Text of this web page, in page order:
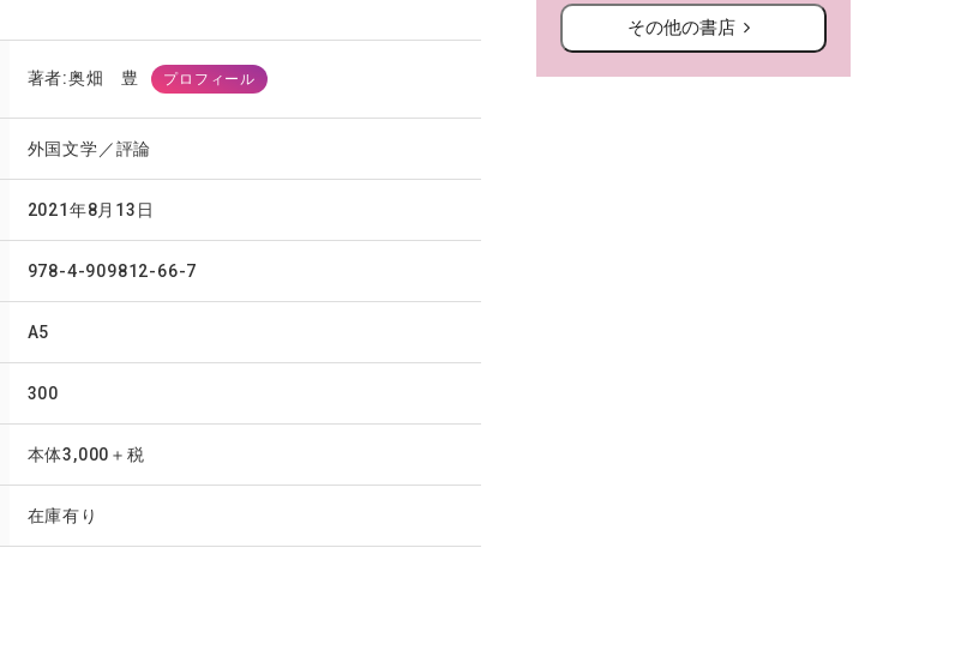
著者:奥畑 豊 プロフィール
外国文学／評論
2021年8月13日
978-4-909812-66-7
A5
300
本体3,000＋税
在庫有り
その他の書店